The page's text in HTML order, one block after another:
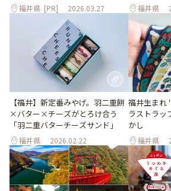
福井県 [PR] 2026.03.27 福井県
【福井】新定番みやげ。羽二重餅
×バター×チーズがとろけ合う
「羽二重バターチーズサンド」
福井県 2026.02.22
福井生まれ
ラストラッ
かし
福井県